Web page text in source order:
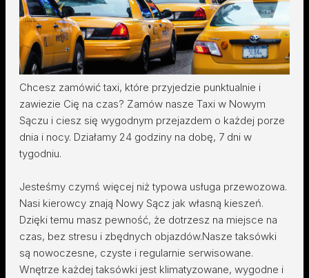
Chcesz zamówić taxi, które przyjedzie punktualnie i
zawiezie Cię na czas? Zamów nasze Taxi w Nowym
Sączu i ciesz się wygodnym przejazdem o każdej porze
dnia i nocy. Działamy 24 godziny na dobę, 7 dni w
tygodniu.
Jesteśmy czymś więcej niż typowa usługa przewozowa.
Nasi kierowcy znają Nowy Sącz jak własną kieszeń.
Dzięki temu masz pewność, że dotrzesz na miejsce na
czas, bez stresu i zbędnych objazdów.Nasze taksówki
są nowoczesne, czyste i regularnie serwisowane.
Wnętrze każdej taksówki jest klimatyzowane, wygodne i